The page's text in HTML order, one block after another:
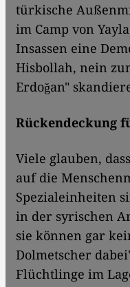
türkische
im Camp von
Insassen eine
Hisbollah, nein
Erdoğan"
Rückendeckung
Viele glauben,
auf die
Spezialeinheiten
in der syrischen
sie können gar
Dolmetscher
Flüchtlinge im